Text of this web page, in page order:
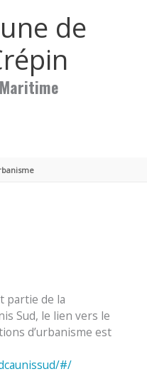
de
partie de la
Sud, le lien vers le
d’urbanisme est
#/